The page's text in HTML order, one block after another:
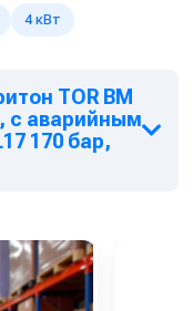
и другого
работам,
и
4 кВт
TOR ВМ
с аварийным
170 бар,